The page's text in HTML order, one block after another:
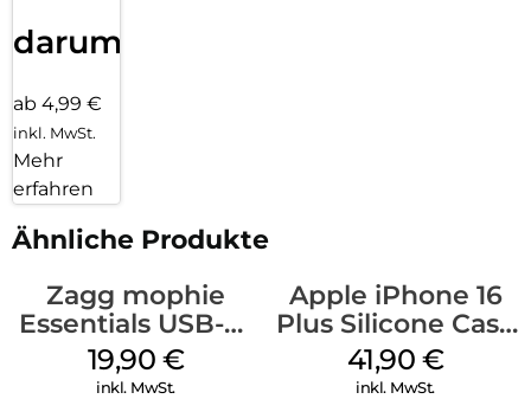
darum!
ab 4,99 €
inkl. MwSt.
Mehr
erfahren
Ähnliche Produkte
Zagg mophie
Essentials USB-C-
20W Charger PD
Weiß
19,90 €
inkl. MwSt.
Apple iPhone 16
Plus Silicone Case
MagSafe Stone
Gray
41,90 €
inkl. MwSt.